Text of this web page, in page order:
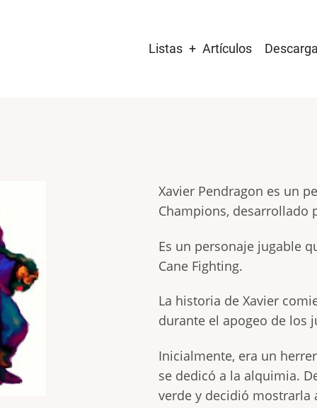
navigation
Listas Artículos
Xavier Pendragon es un
Champions, desarrollado
Es un personaje jugable
Cane Fighting.
La historia de Xavier
durante el apogeo de los
Inicialmente, era un
se dedicó a la alquimia.
verde y decidió mostrarla